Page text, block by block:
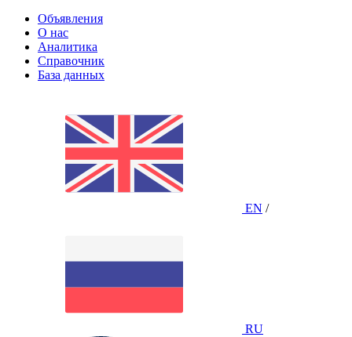
Объявления
О нас
Аналитика
Справочник
База данных
EN /
RU